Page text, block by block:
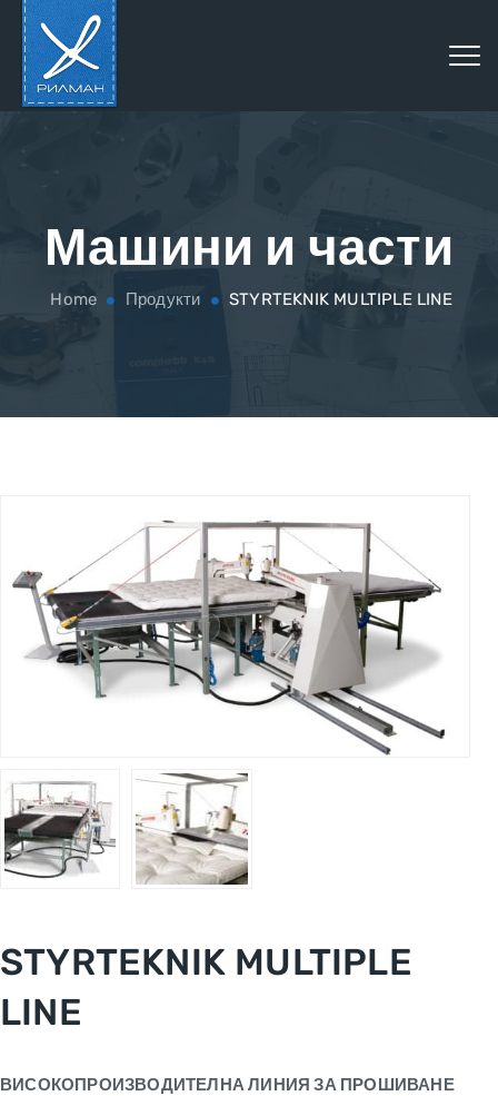
Машини и части
Home Продукти STYRTEKNIK MULTIPLE LINE
STYRTEKNIK MULTIPLE
LINE
ВИСОКОПРОИЗВОДИТЕЛНА ЛИНИЯ ЗА ПРОШИВАНЕ